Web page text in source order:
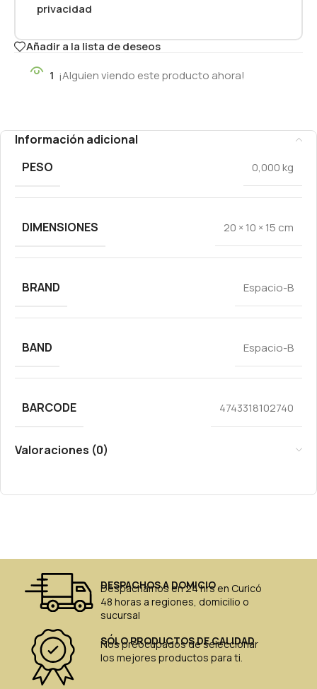
privacidad
Añadir a la lista de deseos
1 ¡Alguien viendo este producto ahora!
Información adicional
PESO
0,000 kg
DIMENSIONES 20 × 10 × 15 cm
BRAND Espacio-B
BAND Espacio-B
BARCODE 4743318102740
Valoraciones (0)
DESPACHOS A DOMICIO
Despachamos en 24 hrs en Curicó
48 horas a regiones, domicilio o
sucursal
SÓLO PRODUCTOS DE CALIDAD
Nos preocupados de seleccionar
los mejores productos para ti.